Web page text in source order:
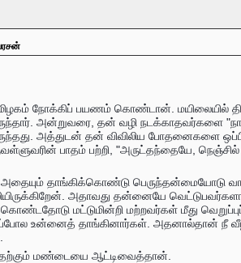
நோக்கிப் பயணம் கொண்டான். மயிலையில்
அன்றுவரை, தன் வழி நடக்காதவர்களை
அத்துடன் தன் விவிலிய போதனைகளை
பாதம் பற்றி, "அருட்தந்தையே,
அதையும் தாங்கிக்கொண்டு
அதாவது தன்னையே
மட்டுமின்றி மற்றவர்கள் மீது வெறுப்புப்
உன்னைத் தாங்கினார்கள். அதனால்தான் நீ
எதற்கும் மண்டையை ஆட்டிவைத்தான்.